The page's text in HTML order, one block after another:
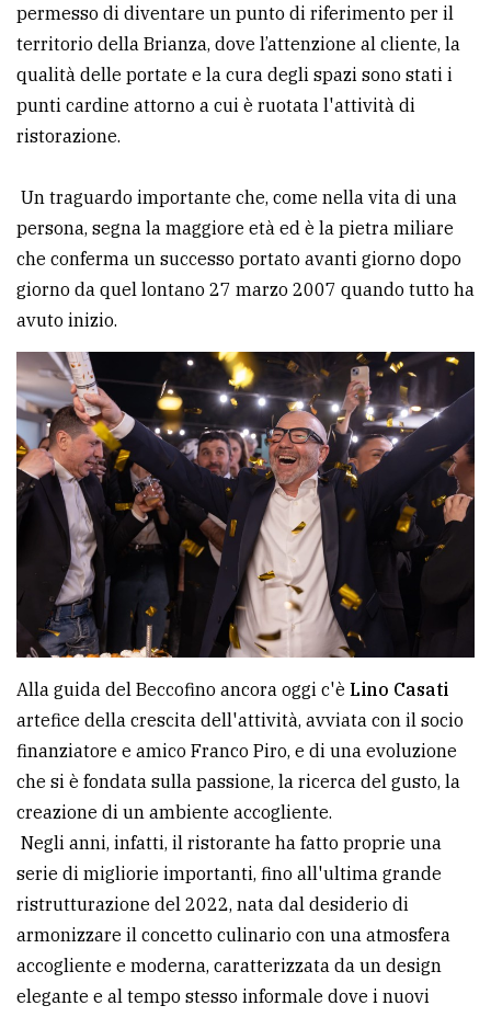
permesso di diventare un punto di riferimento per il
territorio della Brianza, dove l’attenzione al cliente, la
qualità delle portate e la cura degli spazi sono stati i
punti cardine attorno a cui è ruotata l'attività di
ristorazione.
Un traguardo importante che, come nella vita di una
persona, segna la maggiore età ed è la pietra miliare
che conferma un successo portato avanti giorno dopo
giorno da quel lontano 27 marzo 2007 quando tutto ha
avuto inizio.
Alla guida del Beccofino ancora oggi c'è Lino Casati
artefice della crescita dell'attività, avviata con il socio
finanziatore e amico Franco Piro, e di una evoluzione
che si è fondata sulla passione, la ricerca del gusto, la
creazione di un ambiente accogliente.
Negli anni, infatti, il ristorante ha fatto proprie una
serie di migliorie importanti, fino all'ultima grande
ristrutturazione del 2022, nata dal desiderio di
armonizzare il concetto culinario con una atmosfera
accogliente e moderna, caratterizzata da un design
elegante e al tempo stesso informale dove i nuovi